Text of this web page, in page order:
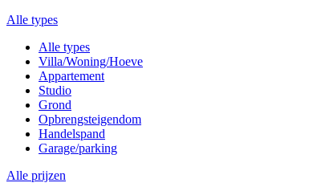
Alle types
Alle types
Villa/Woning/Hoeve
Appartement
Studio
Grond
Opbrengsteigendom
Handelspand
Garage/parking
Alle prijzen